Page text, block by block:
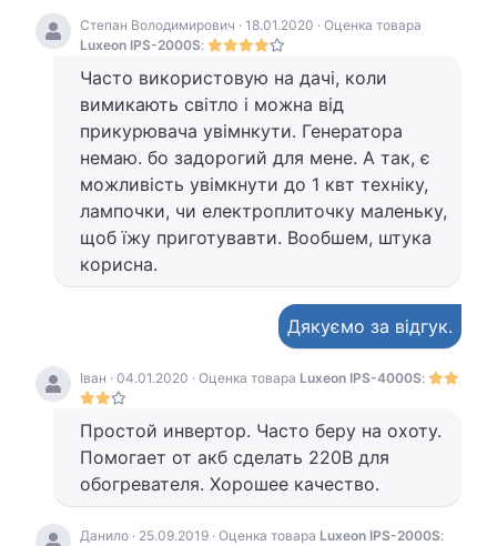
Степан Володимирович · 18.01.2020 · Оценка товара
Luxeon IPS-2000S:
Часто використовую на дачі, коли
вимикають світло і можна від
прикурювача увімнкути. Генератора
немаю. бо задорогий для мене. А так, є
можливість увімкнути до 1 квт техніку,
лампочки, чи електроплиточку маленьку,
щоб їжу приготувавти. Вообшем, штука
корисна.
Дякуємо за відгук.
Іван · 04.01.2020 · Оценка товара Luxeon IPS-4000S:
Простой инвертор. Часто беру на охоту.
Помогает от акб сделать 220В для
обогревателя. Хорошее качество.
Данило · 25.09.2019 · Оценка товара Luxeon IPS-2000S: